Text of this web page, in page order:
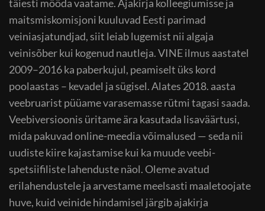
täiesti mööda vaatame. Ajakirja kolleegiumisse ja
maitsmiskomisjoni kuuluvad Eesti parimad
veiniasjatundjad, siit leiab lugemist nii algaja
veinisõber kui kogenud nautleja. VINE ilmus aastatel
2009–2016 ka paberkujul, peamiselt üks kord
poolaastas – kevadel ja sügisel. Alates 2018. aasta
veebruarist püüame varasemasse rütmi tagasi saada.
Veebiversioonis üritame ära kasutada lisaväärtusi,
mida pakuvad online-meedia võimalused — seda nii
uudiste kiire kajastamise kui ka muude veebi-
spetsiifiliste lahenduste näol. Oleme avatud
erilahendustele ja arvestame meelsasti maaletoojate
huve, kuid veinide hindamisel järgib ajakirja